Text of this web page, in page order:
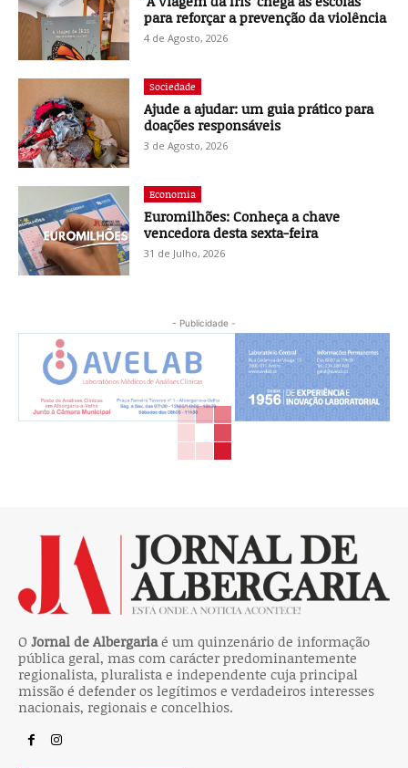
para reforçar a prevenção da violência
4 de Agosto, 2026
Sociedade
Ajude a ajudar: um guia prático para
doações responsáveis
3 de Agosto, 2026
Economia
Euromilhões: Conheça a chave
vencedora desta sexta-feira
31 de Julho, 2026
- Publicidade -
O Jornal de Albergariaé um quinzenário de informação
pública geral, mas com carácter predominantemente
regionalista, pluralista e independente cuja principal
missão é defender os legítimos e verdadeiros interesses
nacionais, regionais e concelhios.